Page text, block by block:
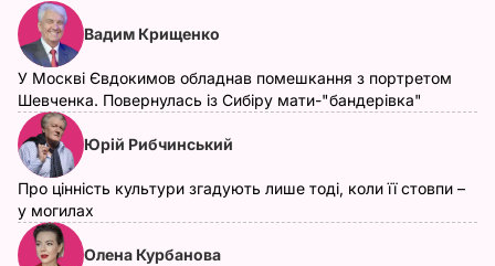
Вадим Крищенко
У Москві Євдокимов обладнав помешкання з портретом
Шевченка. Повернулась із Сибіру мати-"бандерівка"
Юрій Рибчинський
Про цінність культури згадують лише тоді, коли її стовпи –
у могилах
Олена Курбанова